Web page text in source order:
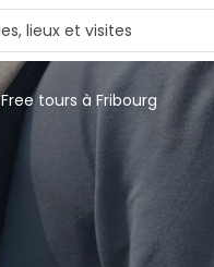
Free tours à Fribourg